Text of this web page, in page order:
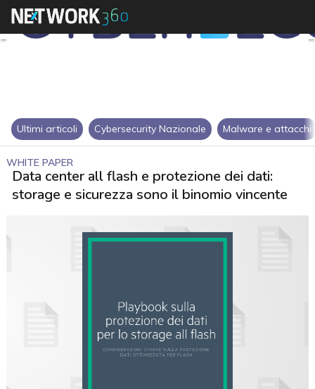
Ultimi articoli Cybersecurity Nazionale Malware e attacchi
WHITE PAPER
Data center all flash e protezione dei dati:
storage e sicurezza sono il binomio vincente